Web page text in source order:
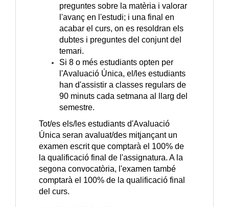
preguntes sobre la matèria i valorar
l'avanç en l'estudi; i una final en
acabar el curs, on es resoldran els
dubtes i preguntes del conjunt del
temari.
Si 8 o més estudiants opten per
l'Avaluació Única, el/les estudiants
han d'assistir a classes regulars de
90 minuts cada setmana al llarg del
semestre.
Tot/es els/les estudiants d'Avaluació
Única seran avaluat/des mitjançant un
examen escrit que comptarà el 100% de
la qualificació final de l'assignatura. A la
segona convocatòria, l'examen també
comptarà el 100% de la qualificació final
del curs.